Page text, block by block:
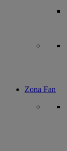
Zona Fan